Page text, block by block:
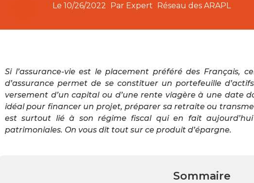
Le 10/26/2022 Par Expert Réseau des ARAPL
Si l’assurance-vie est le placement préféré des Français,
d’assurance permet de se constituer un portefeuille
versement d’un capital ou d’une rente viagère à une date
idéal pour financer un projet, préparer sa retraite ou
est surtout lié à son régime fiscal qui en fait
patrimoniales. On vous dit tout sur ce produit d’épargne.
Sommaire